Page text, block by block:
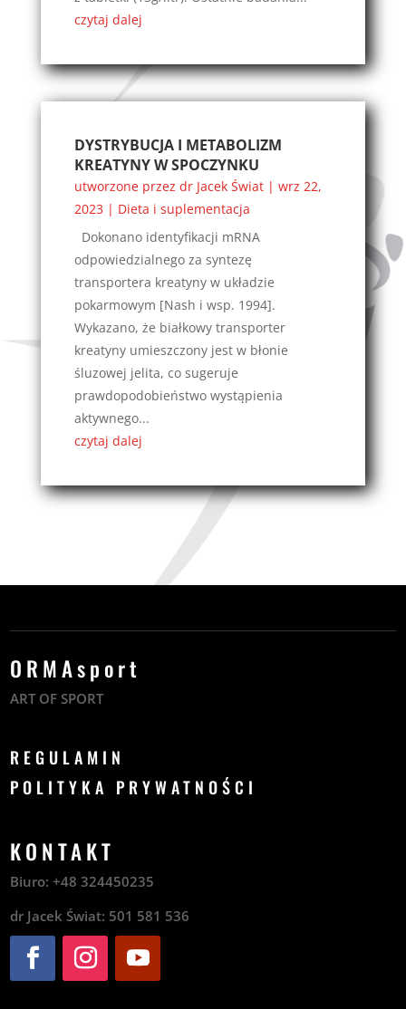
czytaj dalej
DYSTRYBUCJA I METABOLIZM
KREATYNY W SPOCZYNKU
utworzone przez dr Jacek Świat| wrz 22,
2023 | Dieta i suplementacja
Dokonano identyfikacji mRNA
odpowiedzialnego za syntezę
transportera kreatyny w układzie
pokarmowym [Nash i wsp. 1994].
Wykazano, że białkowy transporter
kreatyny umieszczony jest w błonie
śluzowej jelita, co sugeruje
prawdopodobieństwo wystąpienia
aktywnego...
czytaj dalej
ORMAsport
ART OF SPORT
REGULAMIN
POLITYKA PRYWATNOŚCI
KONTAKT
Biuro: +48324450235
dr Jacek Świat: 501 581 536